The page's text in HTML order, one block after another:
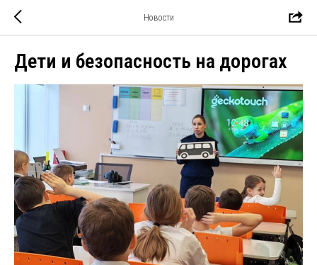
Новости
Дети и безопасность на дорогах